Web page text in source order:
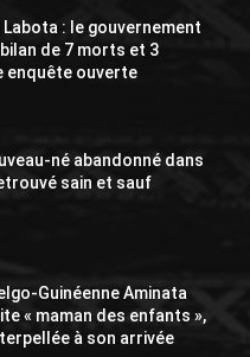
: le gouvernement
de 7 morts et 3
enquête ouverte
né abandonné dans
sain et sauf
Guinéenne Aminata
« maman des enfants »,
à son arrivée